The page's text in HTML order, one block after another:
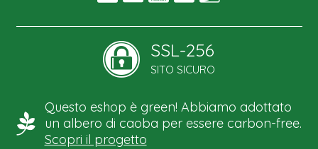
SSL-256
SITO SICURO
Questo eshop è green! Abbiamo adottato
un albero di caoba per essere carbon-free.
Scopri il progetto